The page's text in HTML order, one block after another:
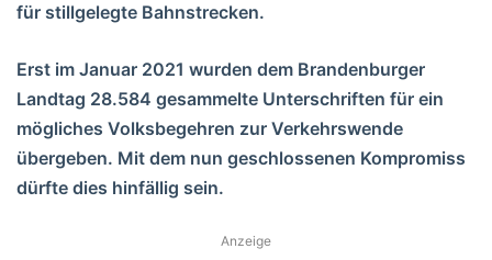
für stillgelegte Bahnstrecken.
Erst im Januar 2021 wurden dem Brandenburger
Landtag 28.584 gesammelte Unterschriften für ein
mögliches Volksbegehren zur Verkehrswende
übergeben. Mit dem nun geschlossenen Kompromiss
dürfte dies hinfällig sein.
Anzeige